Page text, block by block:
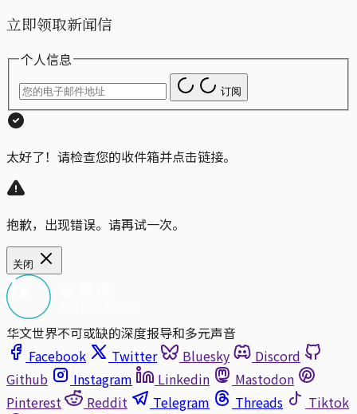
立即领取新闻信
个人信息
订阅
太好了！请检查您的收件箱并点击链接。
抱歉，出现错误。请再试一次。
关闭
华文世界不可或缺的深度报导和多元声音
Facebook
Twitter Bluesky
Discord
Github
Instagram Linkedin
Mastodon
Pinterest
Reddit Telegram Threads
Tiktok